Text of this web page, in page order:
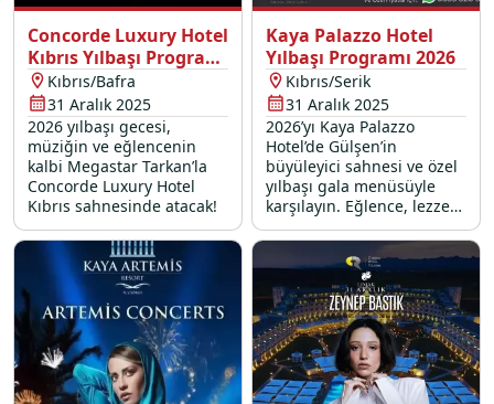
Concorde Luxury Hotel
Kıbrıs Yılbaşı Programı
2026Kıbrıs/Bafra
31 Aralık 2025
2026 yılbaşı gecesi,
müziğin ve eğlencenin
kalbi Megastar Tarkan’la
Concorde Luxury Hotel
Kıbrıs sahnesinde atacak!
Kaya Palazzo Hotel
Yılbaşı Programı 2026
Kıbrıs/Serik
31 Aralık 2025
2026’yı Kaya Palazzo
Hotel’de Gülşen’in
büyüleyici sahnesi ve özel
yılbaşı gala menüsüyle
karşılayın. Eğlence, lezzet
ve unutulmaz anılar bir
arada!